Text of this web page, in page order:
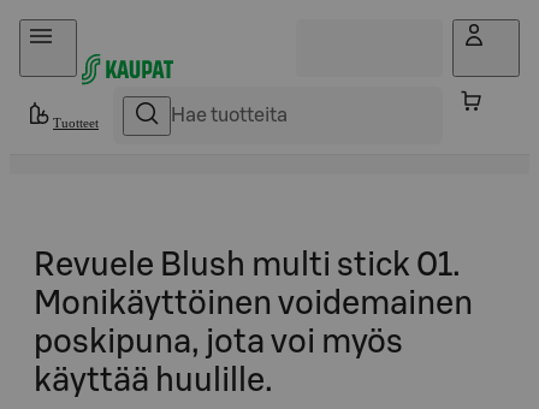
Hyppää sisältöön
Tuotteet
Revuele Blush multi stick 01.
Monikäyttöinen voidemainen
poskipuna, jota voi myös
käyttää huulille.